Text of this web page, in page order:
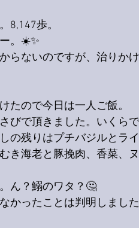
8,147歩。
。☀️✨
らないのですが、治りか
たので今日は一人ご飯。
びで頂きました。いくら
の残りはプチバジルとラ
海老と豚挽肉、香菜、
ん？鰯のワタ？🤔
かったことは判明しまし